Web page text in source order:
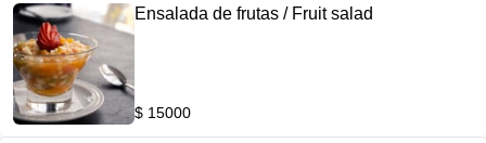
Ensalada de frutas / Fruit salad
$ 15000